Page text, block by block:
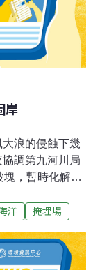
岸
浪的侵蝕下幾
調第九河川局
，暫時化解垃
圾掩埋場，距
天在颱風大浪
，導致垃圾掩
洋 掩埋場